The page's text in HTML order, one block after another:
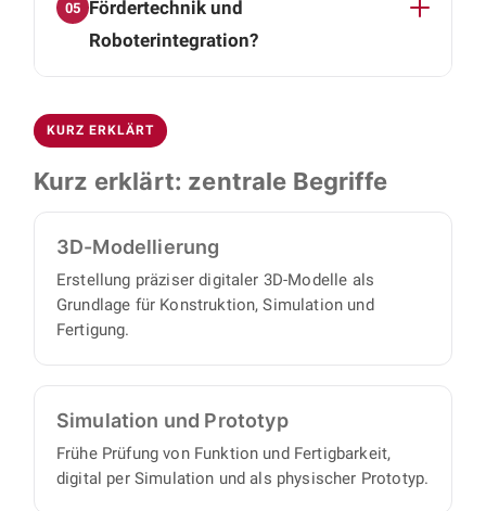
vollständigen Satz an Konstruktionsunterlagen,
mit minimalem Abstimmungs- und
3D-CAD-Daten, Baugruppen- und
Montagezeichnungen, Einzelteilzeichnungen
oder fertigen lassen.
05 Fördertechnik und
Roboterintegration?
Montagesysteme, Zuführ- und Fördertechnik,
Roboterintegration sowie robuste
Blechkonstruktionen für Gehäuse und
Abdeckungen.
KURZ ERKLÄRT
Kurz erklärt: zentrale Begriffe
3D-Modellierung
Erstellung präziser digitaler 3D-Modelle als
Grundlage für Konstruktion, Simulation und
Fertigung.
Simulation und Prototyp
Frühe Prüfung von Funktion und Fertigbarkeit,
digital per Simulation und als physischer Prototyp.